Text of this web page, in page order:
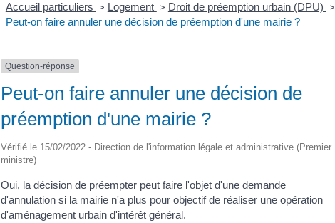
Accueil particuliers > Logement > Droit de préemption urbain (DPU) >
Peut-on faire annuler une décision de préemption d'une mairie ?
Question-réponse
Peut-on faire annuler une décision de
préemption d'une mairie ?
Vérifié le 15/02/2022 - Direction de l'information légale et administrative (Premier
ministre)
Oui, la décision de préempter peut faire l'objet d'une demande
d'annulation si la mairie n'a plus pour objectif de réaliser une opération
d'aménagement urbain d'intérêt général.